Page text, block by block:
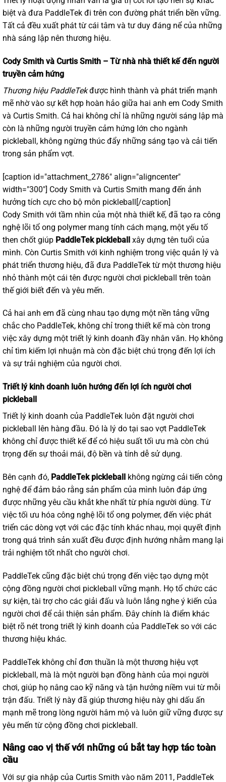
biệt và đưa PaddleTek đi trên con đường phát triển bền vững.
Tất cả đều xuất phát từ cái tâm và tư duy đáng nể của những
nhà sáng lập nên thương hiệu.
Cody Smith và Curtis Smith – Từ nhà nhà thiết kế đến người
truyền cảm hứng
Thương hiệu PaddleTekđược hình thành và phát triển mạnh
mẽ nhờ vào sự kết hợp hoàn hảo giữa hai anh em Cody Smith
và Curtis Smith. Cả hai không chỉ là những người sáng lập mà
còn là những người truyền cảm hứng lớn cho ngành
pickleball, không ngừng thúc đẩy những sáng tạo và cải tiến
trong sản phẩm vợt.
[caption id="attachment_2786" align="aligncenter"
width="300"] Cody Smith và Curtis Smith mang đến ảnh
hưởng tích cực cho bộ môn pickleball[/caption]
Cody Smith với tầm nhìn của một nhà thiết kế, đã tạo ra công
nghệ lõi tổ ong polymer mang tính cách mạng, một yếu tố
then chốt giúp PaddleTek pickleball xây dựng tên tuổi của
mình. Còn Curtis Smith với kinh nghiệm trong việc quản lý và
phát triển thương hiệu, đã đưa PaddleTek từ một thương hiệu
nhỏ thành một cái tên được người chơi pickleball trên toàn
thế giới biết đến và yêu mến.
Cả hai anh em đã cùng nhau tạo dựng một nền tảng vững
chắc cho PaddleTek, không chỉ trong thiết kế mà còn trong
việc xây dựng một triết lý kinh doanh đầy nhân văn. Họ không
chỉ tìm kiếm lợi nhuận mà còn đặc biệt chú trọng đến lợi ích
và sự trải nghiệm của người chơi.
Triết lý kinh doanh luôn hướng đến lợi ích người chơi
pickleball
Triết lý kinh doanh của PaddleTek luôn đặt người chơi
pickleball
lên hàng đầu. Đó là lý do tại sao vợt PaddleTek
không chỉ được thiết kế để có hiệu suất tối ưu mà còn chú
trọng đến sự thoải mái, độ bền và tính dễ sử dụng.
Bên cạnh đó, PaddleTek pickleball không ngừng cải tiến công
nghệ để đảm bảo rằng sản phẩm của mình luôn đáp ứng
được những yêu cầu khắt khe nhất từ phía người dùng. Từ
việc tối ưu hóa công nghệ lõi tổ ong polymer, đến việc phát
triển các dòng vợt với các đặc tính khác nhau, mọi quyết định
trong quá trình sản xuất đều được định hướng nhằm mang lại
trải nghiệm tốt nhất cho người chơi.
PaddleTek cũng đặc biệt chú trọng đến việc tạo dựng một
cộng đồng người chơi pickleball vững mạnh. Họ tổ chức các
sự kiện, tài trợ cho các giải đấu và luôn lắng nghe ý kiến của
người chơi để cải thiện sản phẩm. Đây chính là điểm khác
biệt rõ nét trong triết lý kinh doanh của PaddleTek so với các
thương hiệu khác.
PaddleTek không chỉ đơn thuần là một thương hiệu vợt
pickleball, mà là một người bạn đồng hành của mọi người
chơi, giúp họ nâng cao kỹ năng và tận hưởng niềm vui từ mỗi
trận đấu. Triết lý này đã giúp thương hiệu này ghi dấu ấn
mạnh mẽ trong lòng người hâm mộ và luôn giữ vững được sự
yêu mến từ cộng đồng chơi pickleball.
Nâng cao vị thế với những cú bắt tay hợp tác toàn
cầu
Với sự gia nhập của Curtis Smith vào năm 2011, PaddleTek